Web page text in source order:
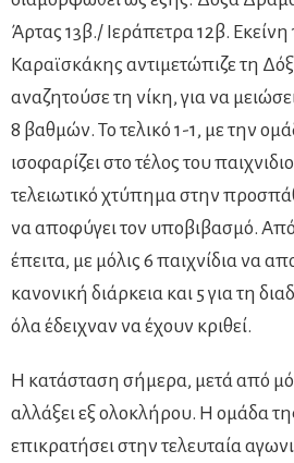
Άρτας 13β./ Ιεράπετρα 12β. Εκείνη
Καραϊσκάκης αντιμετώπιζε τη
αναζητούσε τη νίκη, για να
8 βαθμών. Το τελικό 1-1, με την
ισοφαρίζει στο τέλος του
τελειωτικό χτύπημα στην
να αποφύγει τον υποβιβασμό. Από
έπειτα, με μόλις 6 παιχνίδια να
κανονική διάρκεια και 5 για τη
όλα έδειχναν να έχουν κριθεί.
Η κατάσταση σήμερα, μετά από
αλλάξει εξ ολοκλήρου. Η ομάδα
επικρατήσει στην τελευταία